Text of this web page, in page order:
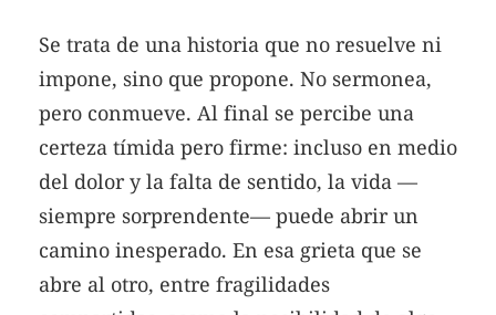
Se trata de una historia que no resuelve ni
impone, sino que propone. No sermonea,
pero conmueve. Al final se percibe una
certeza tímida pero firme: incluso en medio
del dolor y la falta de sentido, la vida —
siempre sorprendente— puede abrir un
camino inesperado. En esa grieta que se
abre al otro, entre fragilidades